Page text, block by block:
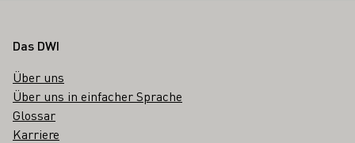
Fußbereich
Das DWI
Über uns
Über uns in einfacher Sprache
Glossar
Karriere